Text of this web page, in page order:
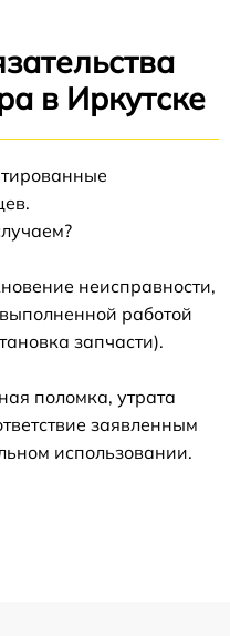
в Иркутске
неисправности,
работой
запчасти).
поломка, утрата
заявленным
использовании.